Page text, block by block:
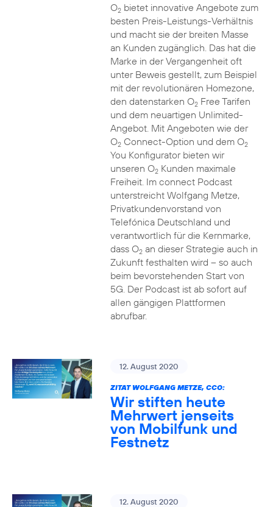
O2bietet innovative Angebote zum
besten Preis-Leistungs-Verhältnis
und macht sie der breiten Masse
an Kunden zugänglich. Das hat die
Marke in der Vergangenheit oft
unter Beweis gestellt, zum Beispiel
mit der revolutionären Homezone,
den datenstarken O2Free Tarifen
und dem neuartigen Unlimited-
Angebot. Mit Angeboten wie der
O2Connect-Option und dem O2
You Konfigurator bieten wir
unseren O2Kunden maximale
Freiheit. Im connect Podcast
unterstreicht Wolfgang Metze,
Privatkundenvorstand von
Telefónica Deutschland und
verantwortlich für die Kernmarke,
dass O2an dieser Strategie auch in
Zukunft festhalten wird – so auch
beim bevorstehenden Start von
5G. Der Podcast ist ab sofort auf
allen gängigen Plattformen
abrufbar.
12. August 2020
ZITAT WOLFGANG METZE, CCO:
Wir stiften heute
Mehrwert jenseits
von Mobilfunk und
Festnetz
12. August 2020